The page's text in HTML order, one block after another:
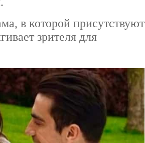
в которой присутствуют
зрителя для